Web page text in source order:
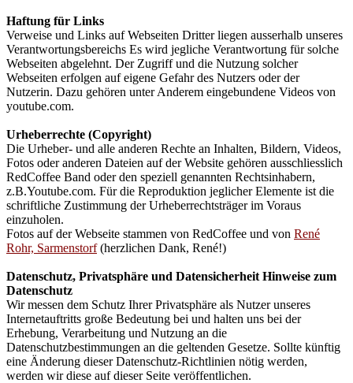
Haftung für Links
Verweise und Links auf Webseiten Dritter liegen ausserhalb unseres
Verantwortungsbereichs Es wird jegliche Verantwortung für solche
Webseiten abgelehnt. Der Zugriff und die Nutzung solcher
Webseiten erfolgen auf eigene Gefahr des Nutzers oder der
Nutzerin. Dazu gehören unter Anderem eingebundene Videos von
youtube.com.
Urheberrechte (Copyright)
Die Urheber- und alle anderen Rechte an Inhalten, Bildern, Videos,
Fotos oder anderen Dateien auf der Website gehören ausschliesslich
RedCoffee Band oder den speziell genannten Rechtsinhabern,
z.B.Youtube.com. Für die Reproduktion jeglicher Elemente ist die
schriftliche Zustimmung der Urheberrechtsträger im Voraus
einzuholen.
Fotos auf der Webseite stammen von RedCoffee und von René
Rohr, Sarmenstorf(herzlichen Dank, René!)
Datenschutz, Privatsphäre und Datensicherheit Hinweise zum
Datenschutz
Wir messen dem Schutz Ihrer Privatsphäre als Nutzer unseres
Internetauftritts große Bedeutung bei und halten uns bei der
Erhebung, Verarbeitung und Nutzung an die
Datenschutzbestimmungen an die geltenden Gesetze. Sollte künftig
eine Änderung dieser Datenschutz-Richtlinien nötig werden,
werden wir diese auf dieser Seite veröffentlichen.